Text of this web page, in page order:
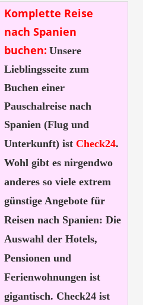
Komplette Reise
nach Spanien
buchen: Unsere
Lieblingsseite zum
Buchen einer
Pauschalreise nach
Spanien (Flug und
Unterkunft) ist Check24.
Wohl gibt es nirgendwo
anderes so viele extrem
günstige Angebote für
Reisen nach Spanien: Die
Auswahl der Hotels,
Pensionen und
Ferienwohnungen ist
gigantisch. Check24 ist